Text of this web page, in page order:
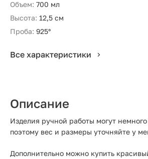
Объем: 700 мл
Высота: 12,5 см
Проба: 925°
Все характеристики
Описание
Изделия ручной работы могут немного
поэтому вес и размеры уточняйте у
Дополнительно можно купить